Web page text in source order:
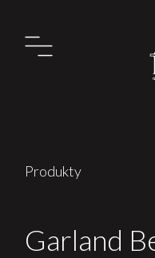
Produkty
Garland